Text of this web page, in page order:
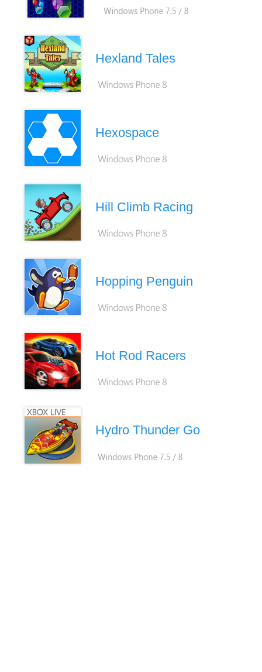
Hexland Tales
Hexospace
Hill Climb Racing
Hopping Penguin
Hot Rod Racers
Hydro Thunder Go